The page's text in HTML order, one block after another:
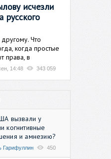
исчезли
русского
Что
когда простые
права, в
14:48 343 059
вызвали у
когнитивные
и амнезию?
Гарифуллин 450